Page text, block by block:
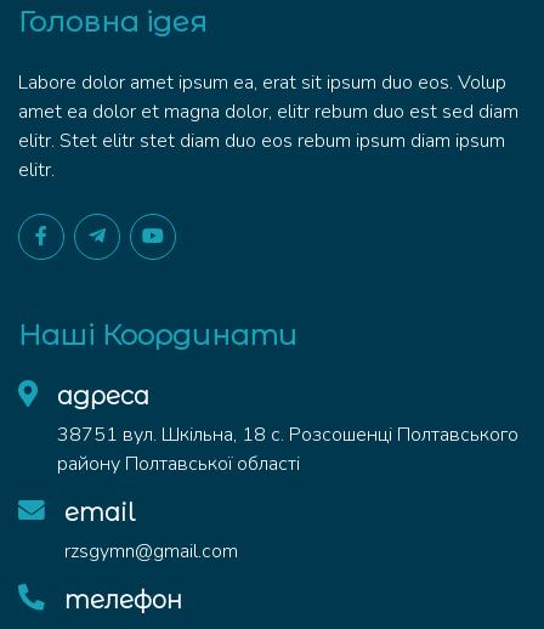
Головна ідея
Labore dolor amet ipsum ea, erat sit ipsum duo eos. Volup
amet ea dolor et magna dolor, elitr rebum duo est sed diam
elitr. Stet elitr stet diam duo eos rebum ipsum diam ipsum
elitr.
Наші Координати
адреса
38751 вул. Шкільна, 18 с. Розсошенці Полтавського
району Полтавської області
email
rzsgymn@gmail.com
телефон